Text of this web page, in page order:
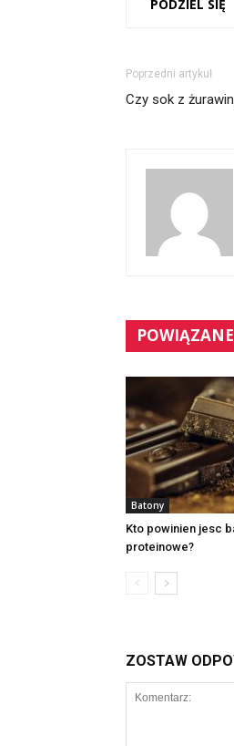
PODZIEL SIĘ
Poprzedni artykuł
Czy sok z
Batony
Kto powinien jesc
proteinowe?
ZOSTAW